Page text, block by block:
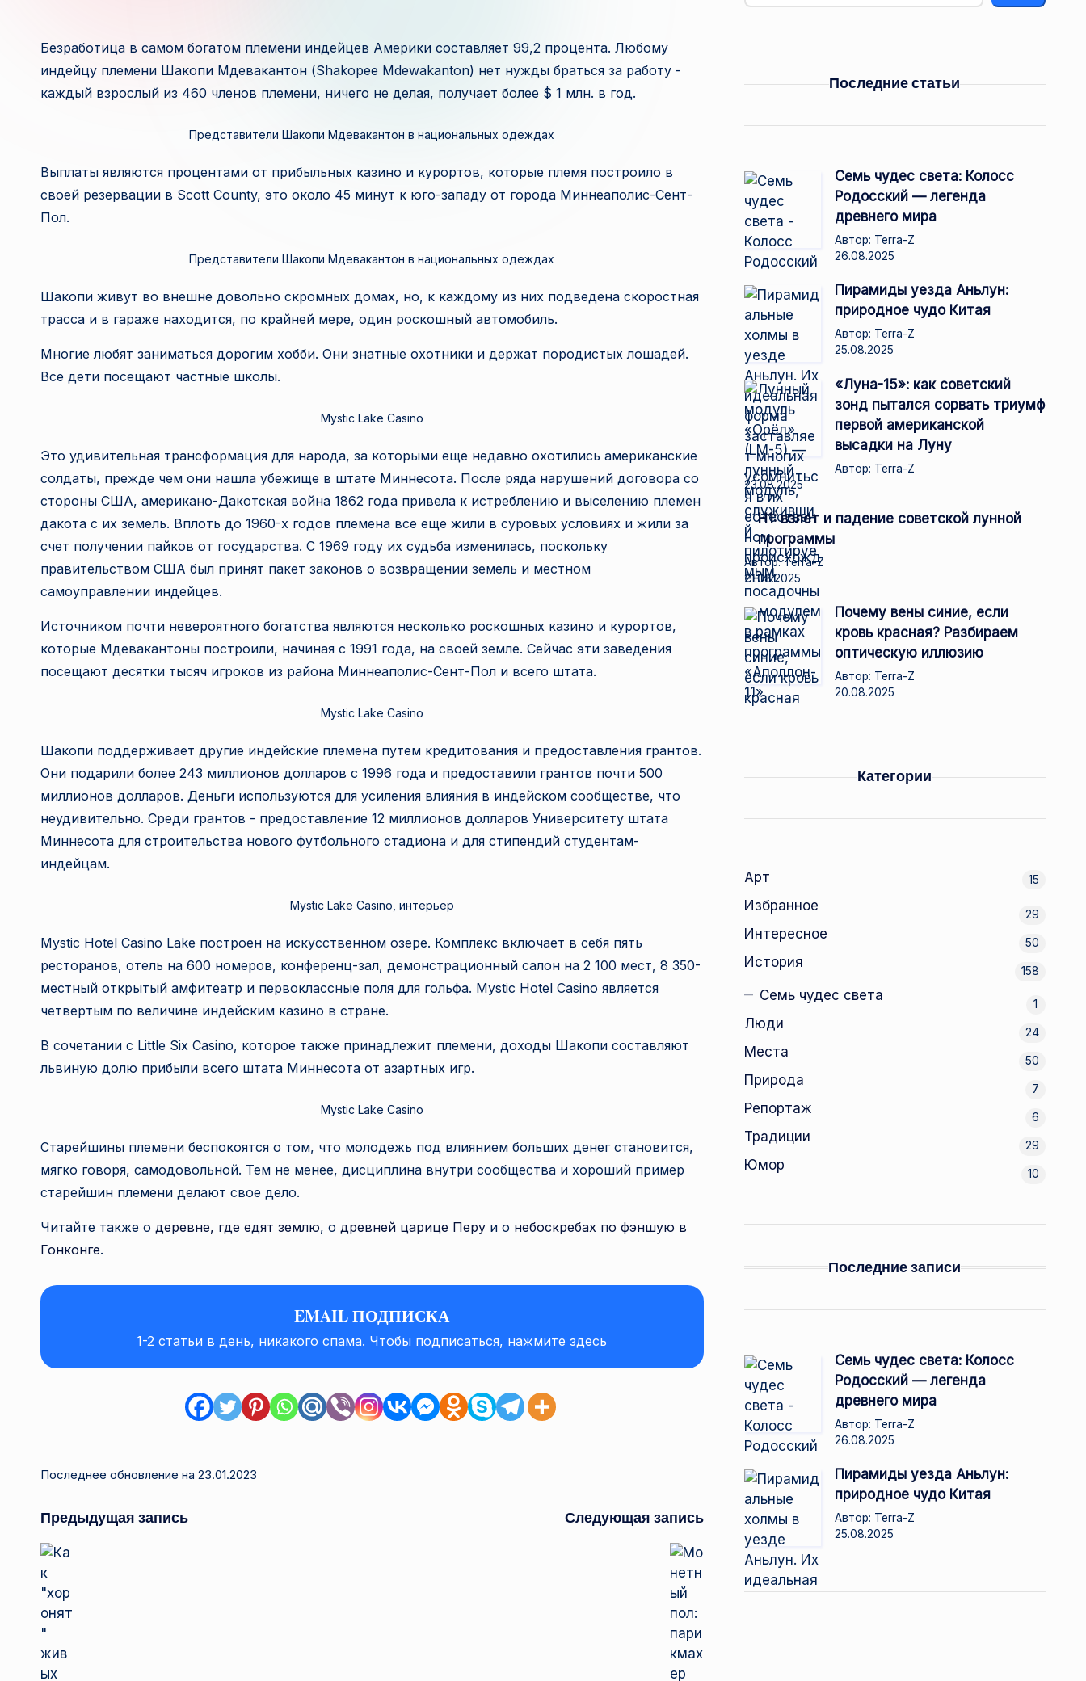
з
в
т
а
я
п
л
е
т
а
Безработица в самом богатом племени индейцев Америки составляет 99,2 процента. Любому
индейцу племени Шакопи Мдевакантон (Shakopee Mdewakanton) нет нужды браться за работу -
каждый взрослый из 460 членов племени, ничего не делая, получает более $ 1 млн. в год.
Представители Шакопи Мдевакантон в национальных одеждах
Выплаты являются процентами от прибыльных казино и курортов, которые племя построило в
своей резервации в Scott County, это около 45 минут к юго-западу от города Миннеаполис-Сент-
Пол.
Представители Шакопи Мдевакантон в национальных одеждах
Шакопи живут во внешне довольно скромных домах, но, к каждому из них подведена скоростная
трасса и в гараже находится, по крайней мере, один роскошный автомобиль.
Многие любят заниматься дорогим хобби. Они знатные охотники и держат породистых лошадей.
Все дети посещают частные школы.
Mystic Lake Casino
Это удивительная трансформация для народа, за которыми еще недавно охотились американские
солдаты, прежде чем они нашла убежище в штате Миннесота. После ряда нарушений договора со
стороны США, американо-Дакотская война 1862 года привела к истреблению и выселению племен
дакота с их земель. Вплоть до 1960-х годов племена все еще жили в суровых условиях и жили за
счет получении пайков от государства. С 1969 году их судьба изменилась, поскольку
правительством США был принят пакет законов о возвращении земель и местном
самоуправлении индейцев.
Источником почти невероятного богатства являются несколько роскошных казино и курортов,
которые Мдевакантоны построили, начиная с 1991 года, на своей земле. Сейчас эти заведения
посещают десятки тысяч игроков из района Миннеаполис-Сент-Пол и всего штата.
Mystic Lake Casino
Шакопи поддерживает другие индейские племена путем кредитования и предоставления грантов.
Они подарили более 243 миллионов долларов с 1996 года и предоставили грантов почти 500
миллионов долларов. Деньги используются для усиления влияния в индейском сообществе, что
неудивительно. Среди грантов - предоставление 12 миллионов долларов Университету штата
Миннесота для строительства нового футбольного стадиона и для стипендий студентам-
индейцам.
Mystic Lake Casino, интерьер
Mystic Hotel Casino Lake построен на искусственном озере. Комплекс включает в себя пять
ресторанов, отель на 600 номеров, конференц-зал, демонстрационный салон на 2 100 мест, 8 350-
местный открытый амфитеатр и первоклассные поля для гольфа. Mystic Hotel Casino является
четвертым по величине индейским казино в стране.
В сочетании с Little Six Casino, которое также принадлежит племени, доходы Шакопи составляют
львиную долю прибыли всего штата Миннесота от азартных игр.
Mystic Lake Casino
Старейшины племени беспокоятся о том, что молодежь под влиянием больших денег становится,
мягко говоря, самодовольной. Тем не менее, дисциплина внутри сообщества и хороший пример
старейшин племени делают свое дело.
Читайте также о деревне, где едят землю, о древней царице Перу и о небоскребах по фэншую в
Гонконге.
EMAIL ПОДПИСКА
1-2 статьи в день, никакого спама. Чтобы подписаться, нажмите здесь
Последнее обновление на 23.01.2023
Навигация
записи
Предыдущая запись Следующая запись
Последние статьи
Семь чудес света: Колосс
Родосский — легенда
древнего мира
Автор: Terra-Z
26.08.2025
Пирамиды уезда Аньлун:
природное чудо Китая
Автор: Terra-Z
25.08.2025
«Луна-15»: как советский
зонд пытался сорвать триумф
первой американской
высадки на Луну
Автор: Terra-Z
23.08.2025
Н1: взлет и падение советской лунной
программы
Автор: Terra-Z
21.08.2025
Почему вены синие, если
кровь красная? Разбираем
оптическую иллюзию
Автор: Terra-Z
20.08.2025
Категории
Арт 15
Избранное
29
Интересное
50
История
158
Семь чудес света
1
Люди
24
Места
50
Природа
7
Репортаж
6
Традиции
29
Юмор
10
Последние записи
Семь чудес света: Колосс
Родосский — легенда
древнего мира
Автор: Terra-Z
26.08.2025
Пирамиды уезда Аньлун:
природное чудо Китая
Автор: Terra-Z
25.08.2025